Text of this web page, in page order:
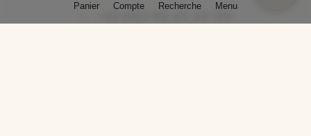
+33 (0)3 86 45 50 00
Panier Compte Recherche Menu